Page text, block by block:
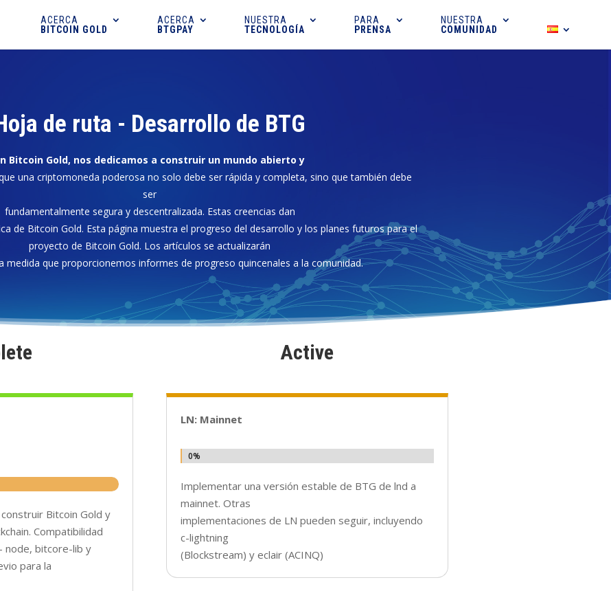
ACERCA
BITCOIN GOLD
ACERCA
BTGPAY
NUESTRA
TECNOLOGÍA
PARA
PRENSA
NUESTRA
COMUNIDAD
de ruta - Desarrollo de BTG
Bitcoin Gold, nos dedicamos a construir un mundo abierto y
una criptomoneda poderosa no solo debe ser rápida y completa, sino que también debe
ser
fundamentalmente segura y descentralizada. Estas creencias dan
de Bitcoin Gold. Esta página muestra el progreso del desarrollo y los planes futuros para el
proyecto de Bitcoin Gold. Los artículos se actualizarán
medida que proporcionemos informes de progreso quincenales a la comunidad.
Bitcoin Gold y
Compatibilidad
node, bitcore-lib y
para la
Active
LN: Mainnet
0%
0%
Implementar una versión estable de BTG de lnd a
mainnet. Otras
implementaciones de LN pueden seguir, incluyendo
c-lightning
(Blockstream) y eclair (ACINQ)